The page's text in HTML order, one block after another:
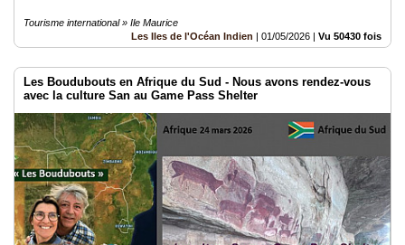
Tourisme international » Ile Maurice
Les Iles de l'Océan Indien | 01/05/2026 | Vu 50430 fois
Les Boudubouts en Afrique du Sud - Nous avons rendez-vous
avec la culture San au Game Pass Shelter